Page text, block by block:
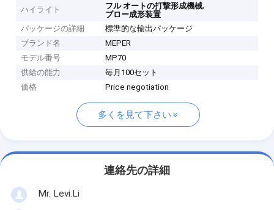
ハイライト フル オートの打撃形成機械,
ブロー成形装置
パッケージの詳細
標準的な輸出パッケージ
ブランド名
MEPER
モデル番号
MP70
供給の能力
毎月100セット
価格
Price negotiation
多くを見て下さい
連絡先の詳細
Mr. Levi.Li